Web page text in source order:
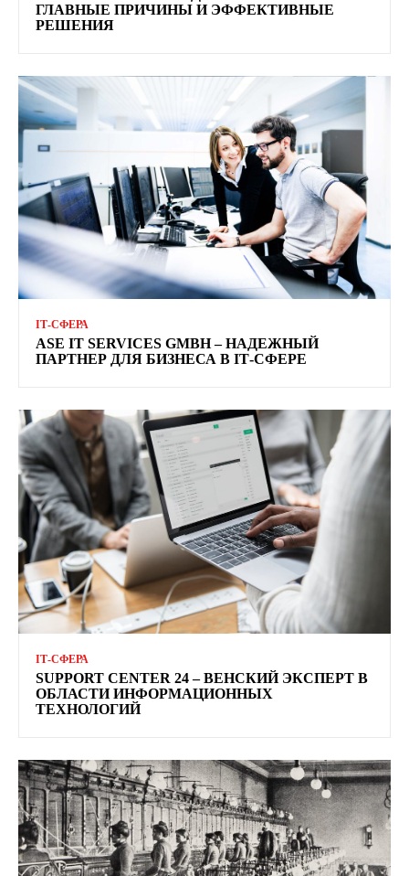
ГЛАВНЫЕ ПРИЧИНЫ И ЭФФЕКТИВНЫЕ
РЕШЕНИЯ
ІТ-СФЕРА
ASE IT SERVICES GMBH – НАДЕЖНЫЙ
ПАРТНЕР ДЛЯ БИЗНЕСА В ІТ-СФЕРЕ
ІТ-СФЕРА
SUPPORT CENTER 24 – ВЕНСКИЙ ЭКСПЕРТ В
ОБЛАСТИ ИНФОРМАЦИОННЫХ
ТЕХНОЛОГИЙ